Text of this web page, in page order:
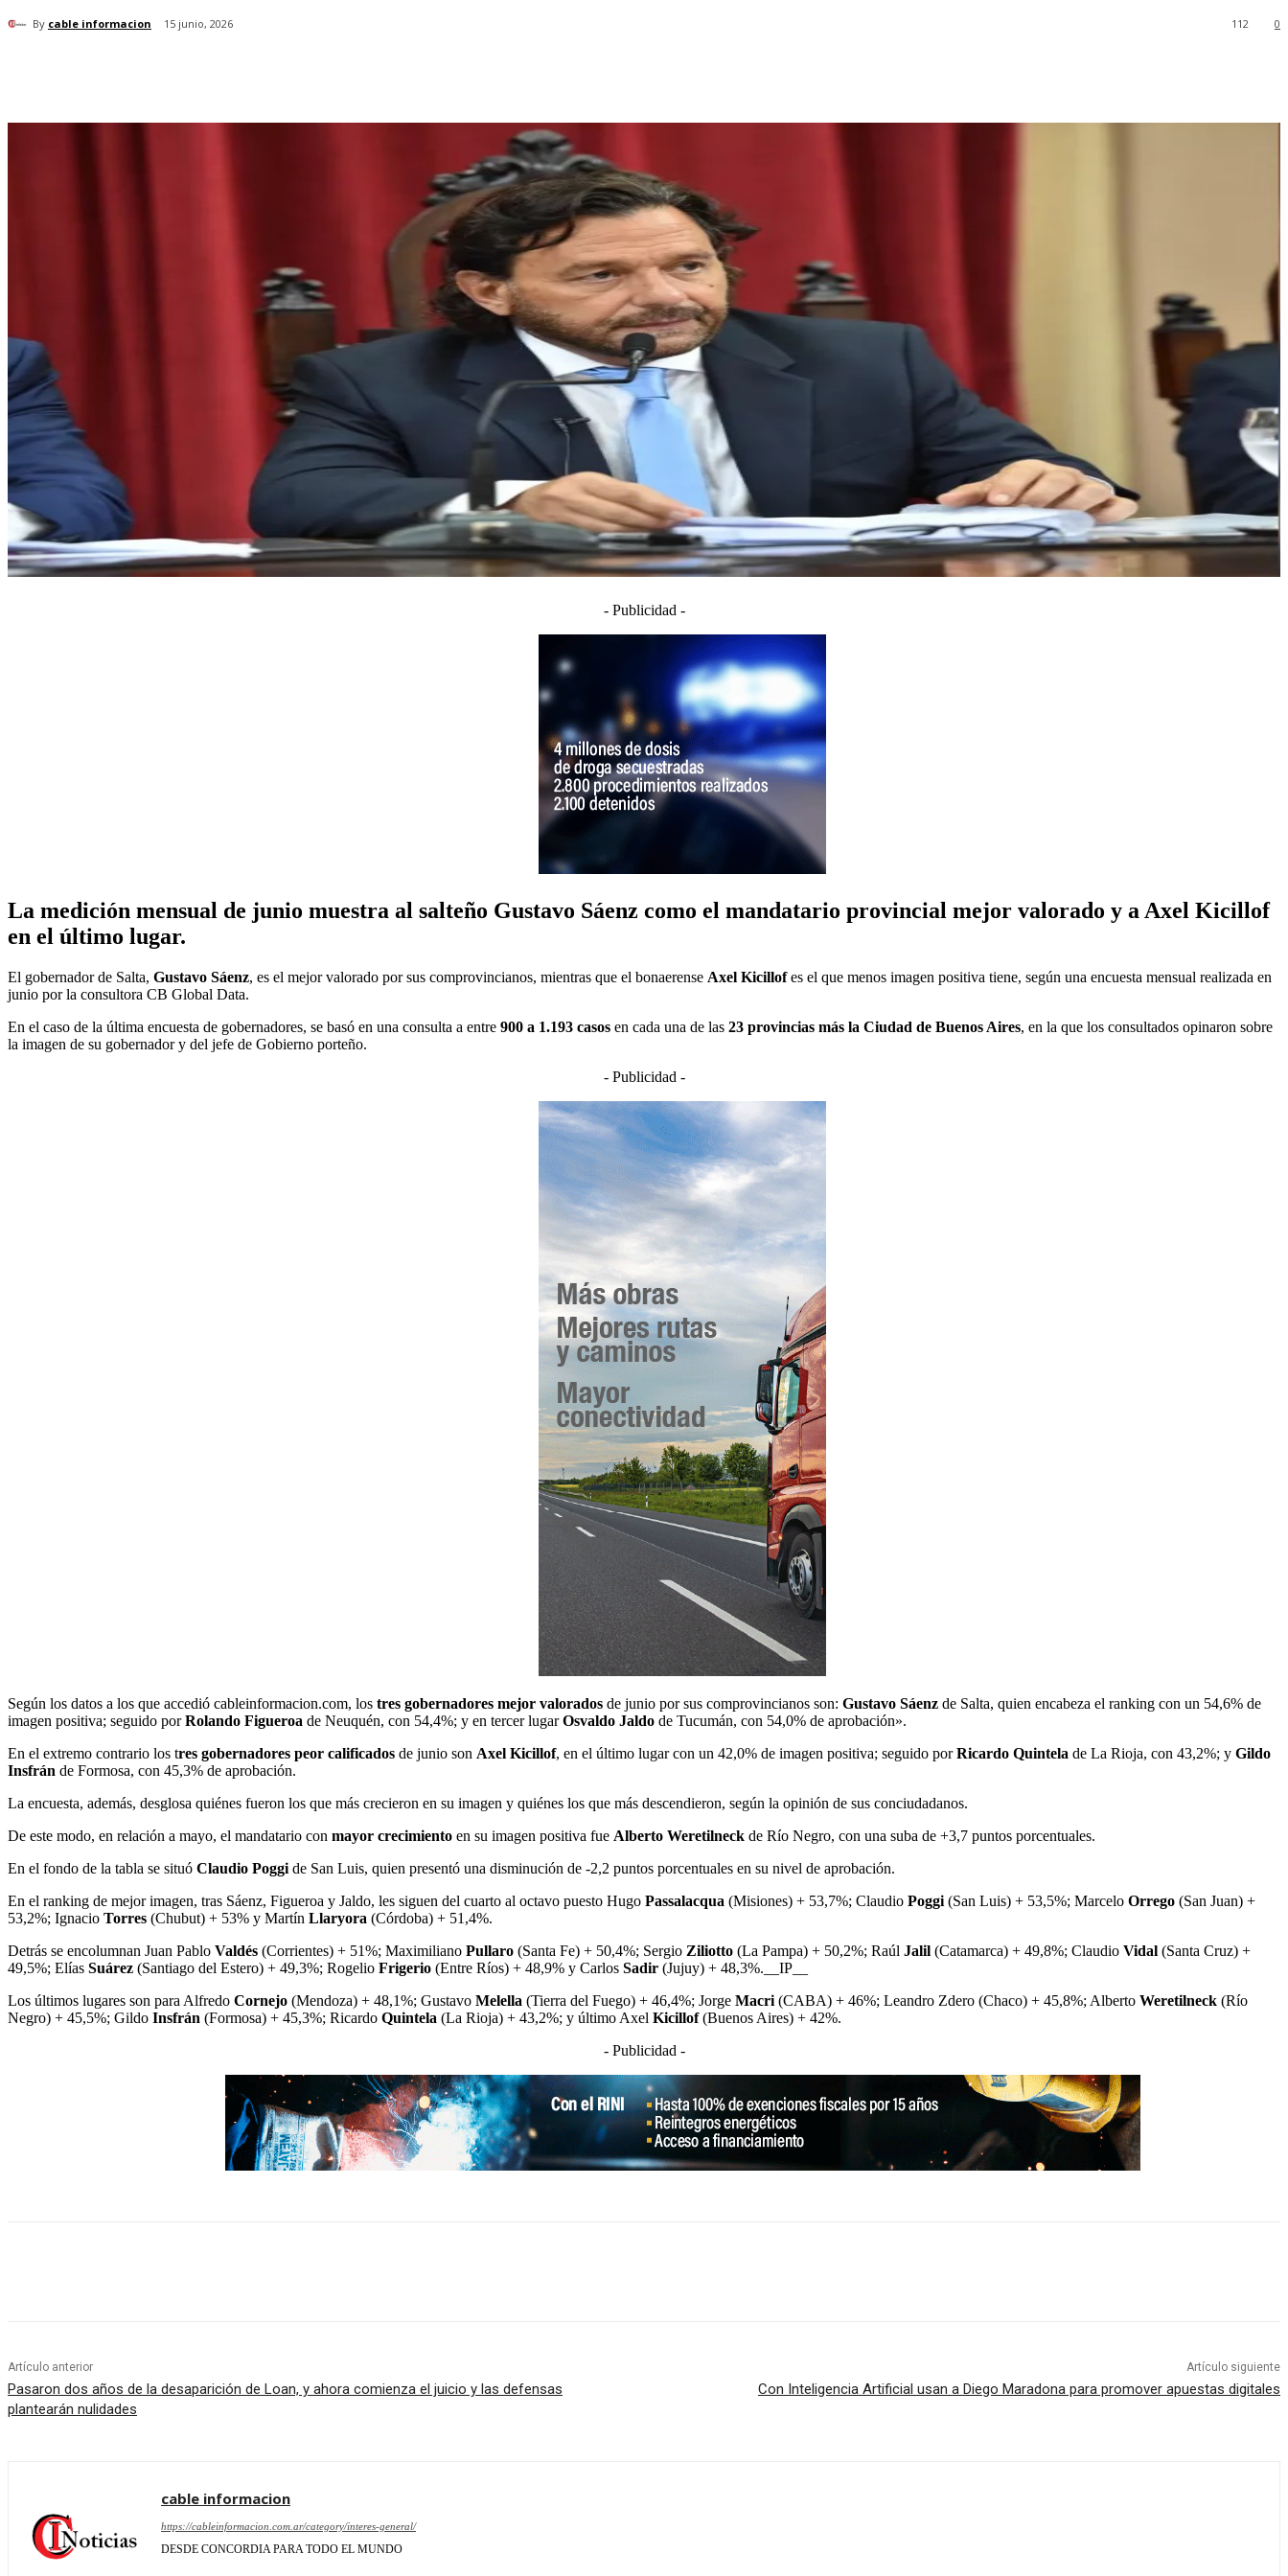
By cable informacion 15 junio, 2026 0
112
- Publicidad -
La medición mensual de junio muestra al salteño Gustavo Sáenz como el mandatario provincial mejor valorado y a Axel Kicillof
en el último lugar.
El gobernador de Salta, Gustavo Sáenz, es el mejor valorado por sus comprovincianos, mientras que el bonaerense Axel Kicillofes el que menos imagen positiva tiene, según una encuesta mensual realizada en
junio por la consultora CB Global Data.
En el caso de la última encuesta de gobernadores, se basó en una consulta a entre 900 a 1.193 casos en cada una de las 23 provincias más la Ciudad de Buenos Aires, en la que los consultados opinaron sobre
la imagen de su gobernador y del jefe de Gobierno porteño.
- Publicidad -
Según los datos a los que accedió cableinformacion.com, los tres gobernadores mejor valorados de junio por sus comprovincianos son: Gustavo Sáenz de Salta, quien encabeza el ranking con un 54,6% de
imagen positiva; seguido porRolando Figueroa de Neuquén, con 54,4%; y en tercer lugarOsvaldo Jaldo de Tucumán, con 54,0% de aprobación».
En el extremo contrario los tres gobernadores peor calificados de junio son Axel Kicillof, en el último lugar con un 42,0% de imagen positiva; seguido porRicardo Quintela de La Rioja, con 43,2%; y Gildo
Insfrán de Formosa, con 45,3% de aprobación.
La encuesta, además, desglosa quiénes fueron los que más crecieron en su imagen y quiénes los que más descendieron, según la opinión de sus conciudadanos.
De este modo, en relación a mayo, el mandatario con mayor crecimiento en su imagen positiva fue Alberto Weretilneck de Río Negro, con una suba de +3,7 puntos porcentuales.
En el fondo de la tabla se situó Claudio Poggi de San Luis, quien presentó una disminución de -2,2 puntos porcentuales en su nivel de aprobación.
En el ranking de mejor imagen, tras Sáenz, Figueroa y Jaldo, les siguen del cuarto al octavo puesto Hugo Passalacqua (Misiones) + 53,7%; Claudio Poggi (San Luis) + 53,5%; Marcelo Orrego (San Juan) +
53,2%; Ignacio Torres (Chubut) + 53% y Martín Llaryora (Córdoba) + 51,4%.
Detrás se encolumnan Juan Pablo Valdés (Corrientes) + 51%; Maximiliano Pullaro (Santa Fe) + 50,4%; Sergio Ziliotto (La Pampa) + 50,2%; Raúl Jalil (Catamarca) + 49,8%; Claudio Vidal (Santa Cruz) +
49,5%; Elías Suárez (Santiago del Estero) + 49,3%; Rogelio Frigerio (Entre Ríos) + 48,9% y Carlos Sadir (Jujuy) + 48,3%.__IP__
Los últimos lugares son para Alfredo Cornejo (Mendoza) + 48,1%; Gustavo Melella (Tierra del Fuego) + 46,4%; Jorge Macri (CABA) + 46%; Leandro Zdero (Chaco) + 45,8%; Alberto Weretilneck (Río
Negro) + 45,5%; Gildo Insfrán (Formosa) + 45,3%; Ricardo Quintela (La Rioja) + 43,2%; y último Axel Kicillof(Buenos Aires) + 42%.
- Publicidad -
Artículo anterior
Pasaron dos años de la desaparición de Loan, y ahora comienza el juicio y las defensas
plantearán nulidades
Artículo siguiente
Con Inteligencia Artificial usan a Diego Maradona para promover apuestas digitales
cable informacion
https://cableinformacion.com.ar/category/interes-general/
DESDE CONCORDIA PARA TODO EL MUNDO